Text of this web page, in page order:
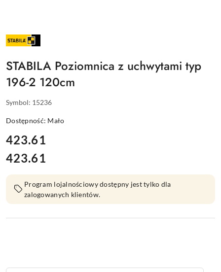
NAZWA
PRODUCENTA:
STABILA Poziomnica z uchwytami typ
196-2 120cm
Symbol: 15236
Dostępność: Mało
cena:
423.61
Cena:
423.61
Program lojalnościowy dostępny jest tylko dla
zalogowanych klientów.